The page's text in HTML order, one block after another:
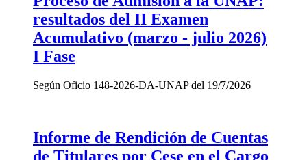
resultados del II Examen
Acumulativo (marzo - julio 2026)
I Fase
Según Oficio 148-2026-DA-UNAP del 19/7/2026
Informe de Rendición de Cuentas
de Titulares por Cese en el Cargo